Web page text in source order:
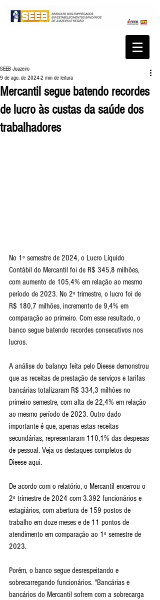
Mercantil segue batendo recordes
de lucro às custas da saúde dos
trabalhadores
SEEB Juazeiro
9 de ago. de 2024 2 min de leitura
No 1º semestre de 2024, o Lucro Líquido
Contábil do Mercantil foi de R$ 345,8 milhões,
com aumento de 105,4% em relação ao mesmo
período de 2023. No 2º trimestre, o lucro foi de
R$ 180,7 milhões, incremento de 9,4% em
comparação ao primeiro. Com esse resultado, o
banco segue batendo recordes consecutivos nos
lucros.
A análise do balanço feita pelo Dieese demonstrou
que as receitas de prestação de serviços e tarifas
bancárias totalizaram R$ 334,3 milhões no
primeiro semestre, com alta de 22,4% em relação
ao mesmo período de 2023. Outro dado
importante é que, apenas estas receitas
secundárias, representaram 110,1% das despesas
de pessoal. Veja os destaques completos do
Dieese aqui.
De acordo com o relatório, o Mercantil encerrou o
2º trimestre de 2024 com 3.392 funcionários e
estagiários, com abertura de 159 postos de
trabalho em doze meses e de 11 pontos de
atendimento em comparação ao 1º semestre de
2023.
Porém, o banco segue desrespeitando e
sobrecarregando funcionários. "Bancárias e
bancários do Mercantil sofrem com a sobrecarga